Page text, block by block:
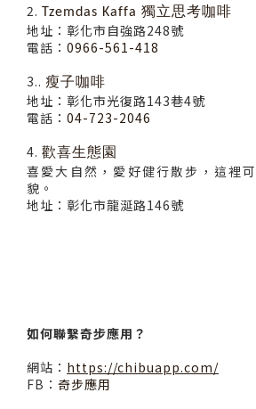
2. Tzemdas Kaffa 獨立思考咖啡
地址：彰化市自強路248號
電話： 0966-561-418
3.. 瘦子咖啡
地址：彰化市光復路143巷4號
電話： 04-723-2046
4. 歡喜生態園
喜愛大自然，愛好健行散步，這裡
貌。
地址：彰化市龍涎路146號
如何聯繫奇步應用？
網站： https://chibuapp.com/
FB： 奇步應用